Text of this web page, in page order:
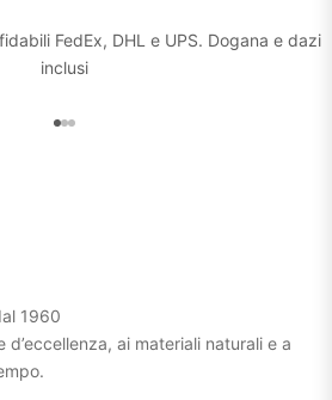
FedEx, DHL e UPS. Dogana e dazi
inclusi
Vai all'articolo 1
Vai all'articolo 2
Vai all'articolo 3
1960
d’eccellenza, ai materiali naturali e a